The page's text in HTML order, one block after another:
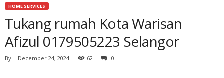
HOME SERVICES
Tukang rumah Kota Warisan
Afizul 0179505223 Selangor
By - December 24, 2024 62 0